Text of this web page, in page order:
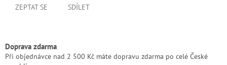
ZEPTAT SE SDÍLET
Doprava zdarma
Při objednávce nad 2 500 Kč máte dopravu zdarma po celé České